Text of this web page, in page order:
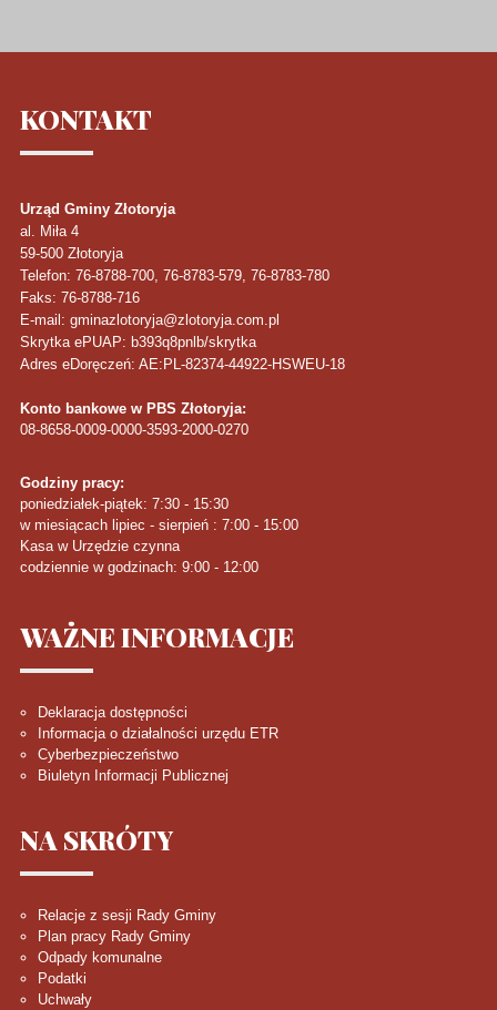
KONTAKT
Urząd Gminy Złotoryja
al. Miła 4
59-500 Złotoryja
Telefon: 76-8788-700, 76-8783-579, 76-8783-780
Faks: 76-8788-716
E-mail: gminazlotoryja@zlotoryja.com.pl
Skrytka ePUAP: b393q8pnlb/skrytka
Adres eDoręczeń: AE:PL-82374-44922-HSWEU-18
Konto bankowe w PBS Złotoryja:
08-8658-0009-0000-3593-2000-0270
Godziny pracy:
poniedziałek-piątek: 7:30 - 15:30
w miesiącach lipiec - sierpień : 7:00 - 15:00
Kasa w Urzędzie czynna
codziennie w godzinach: 9:00 - 12:00
WAŻNEINFORMACJE
Deklaracja dostępności
Informacja o działalności urzędu ETR
Cyberbezpieczeństwo
Biuletyn Informacji Publicznej
NA SKRÓTY
Relacje z sesji Rady Gminy
Plan pracy Rady Gminy
Odpady komunalne
Podatki
Uchwały